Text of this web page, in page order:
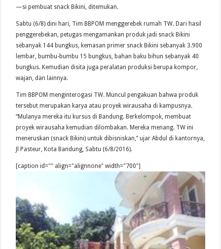
—si pembuat snack Bikini, ditemukan.
Sabtu (6/8) dini hari, Tim BBPOM menggerebek rumah TW. Dari hasil
penggerebekan, petugas mengamankan produk jadi snack Bikini
sebanyak 144 bungkus, kemasan primer snack Bikini sebanyak 3.900
lembar, bumbu-bumbu 15 bungkus, bahan baku bihun sebanyak 40
bungkus. Kemudian disita juga peralatan produksi berupa kompor,
wajan, dan lainnya.
Tim BBPOM menginterogasi TW. Muncul pengakuan bahwa produk
tersebut merupakan karya atau proyek wirausaha di kampusnya.
“Mulanya mereka itu kursus di Bandung. Berkelompok, membuat
proyek wirausaha kemudian dilombakan. Mereka menang. TW ini
meneruskan (snack Bikini) untuk dibisniskan,” ujar Abdul di kantornya,
Jl Pasteur, Kota Bandung, Sabtu (6/8/2016).
[caption id="" align="alignnone" width="700"]